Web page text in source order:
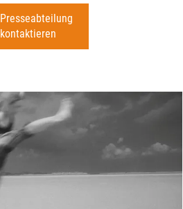
Presseabteilung
kontaktieren